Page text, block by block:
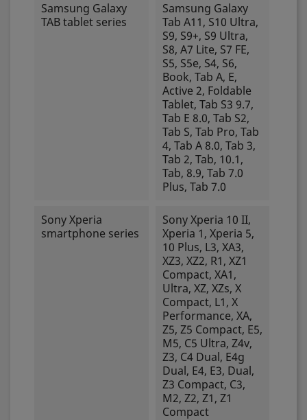
Samsung Galaxy
TAB tablet series
Samsung Galaxy
Tab A11, S10 Ultra,
S9, S9+, S9 Ultra,
S8, A7 Lite, S7 FE,
S5, S5e, S4, S6,
Book, Tab A, E,
Active 2, Foldable
Tablet, Tab S3 9.7,
Tab E 8.0, Tab S2,
Tab S, Tab Pro, Tab
4, Tab A 8.0, Tab 3,
Tab 2, Tab, 10.1,
Tab, 8.9, Tab 7.0
Plus, Tab 7.0
Sony Xperia
smartphone series
Sony Xperia 10 II,
Xperia 1, Xperia 5,
10 Plus, L3, XA3,
XZ3, XZ2, R1, XZ1
Compact, XA1,
Ultra, XZ, XZs, X
Compact, L1, X
Performance, XA,
Z5, Z5 Compact, E5,
M5, C5 Ultra, Z4v,
Z3, C4 Dual, E4g
Dual, E4, E3, Dual,
Z3 Compact, C3,
M2, Z2, Z1, Z1
Compact